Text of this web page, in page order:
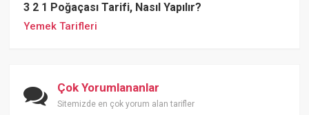
3 2 1 Poğaçası Tarifi, Nasıl Yapılır?
Yemek Tarifleri
Çok Yorumlananlar
Sitemizde en çok yorum alan tarifler